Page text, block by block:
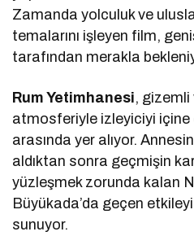
Zamanda yolculuk ve
temalarını işleyen film,
tarafından merakla
Rum Yetimhanesi, gizemli
atmosferiyle izleyiciyi içine
arasında yer alıyor.
aldıktan sonra geçmişin
yüzleşmek zorunda kalan
Büyükada’da geçen
sunuyor.